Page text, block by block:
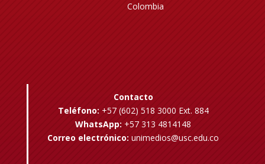
Colombia
Contacto
Teléfono: +57 (602) 518 3000 Ext. 884
WhatsApp: +57 313 4814148
Correo electrónico: unimedios@usc.edu.co